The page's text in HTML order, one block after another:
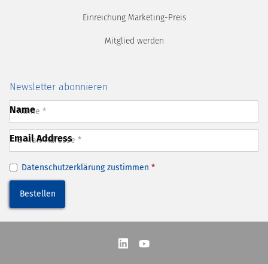
Einreichung Marketing-Preis
Mitglied werden
Newsletter abonnieren
Name
Email Address
Datenschutzerklärungzustimmen *